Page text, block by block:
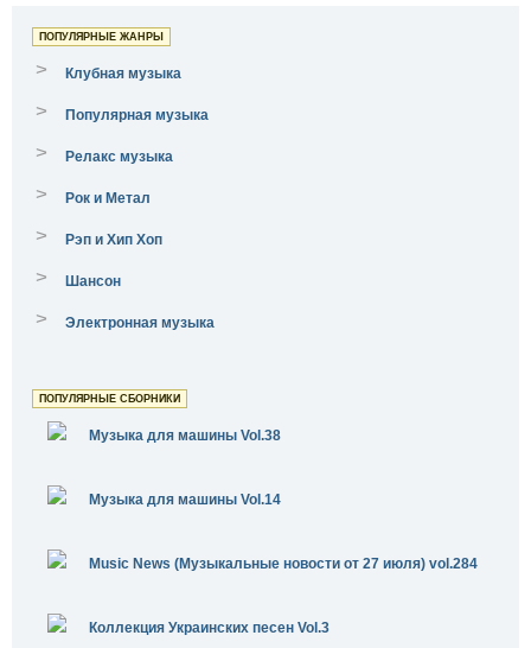
ПОПУЛЯРНЫЕ ЖАНРЫ
> Клубная музыка
> Популярная музыка
> Релакс музыка
> Рок и Метал
> Рэп и Хип Хоп
> Шансон
> Электронная музыка
ПОПУЛЯРНЫЕ СБОРНИКИ
Музыка для машины Vol.38
Музыка для машины Vol.14
Music News (Музыкальные новости от 27 июля) vol.284
Коллекция Украинских песен Vol.3